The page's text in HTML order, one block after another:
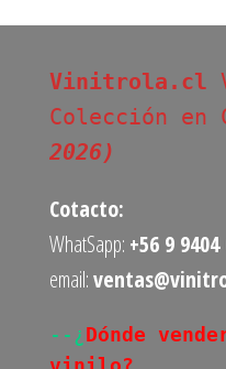
Vinitrola.cl
Colección en
2026)
Cotacto:
WhatSapp: +56 9 9404
email:
--¿ Dónde